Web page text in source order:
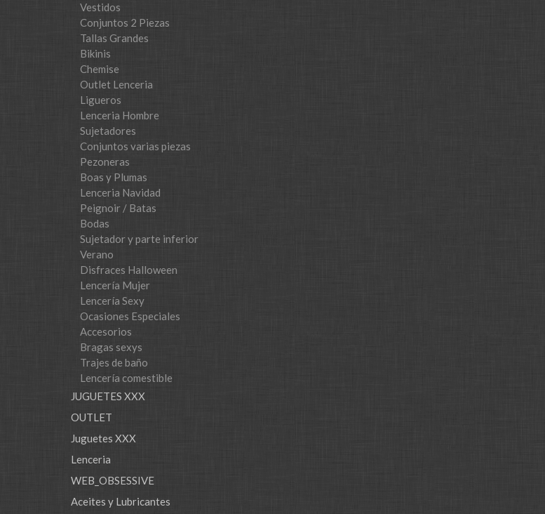
Vestidos
Conjuntos 2 Piezas
Tallas Grandes
Bikinis
Chemise
Outlet Lenceria
Ligueros
Lenceria Hombre
Sujetadores
Conjuntos varias piezas
Pezoneras
Boas y Plumas
Lenceria Navidad
Peignoir / Batas
Bodas
Sujetador y parte inferior
Verano
Disfraces Halloween
Lencería Mujer
Lencería Sexy
Ocasiones Especiales
Accesorios
Bragas sexys
Trajes de baño
Lencería comestible
JUGUETES XXX
OUTLET
Juguetes XXX
Lenceria
WEB_OBSESSIVE
Aceites y Lubricantes